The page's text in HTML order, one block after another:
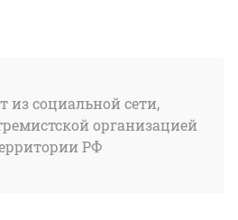
из социальной сети,
организацией
РФ